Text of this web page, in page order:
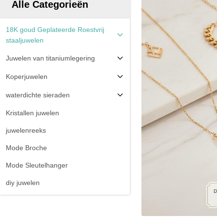
Alle Categorieën
18K goud Geplateerde Roestvrij
staaljuwelen
Juwelen van titaniumlegering
Koperjuwelen
waterdichte sieraden
Kristallen juwelen
juwelenreeks
Mode Broche
Mode Sleutelhanger
diy juwelen